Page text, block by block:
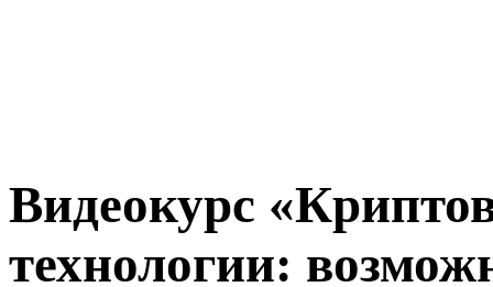
Видеокурс
технологии: